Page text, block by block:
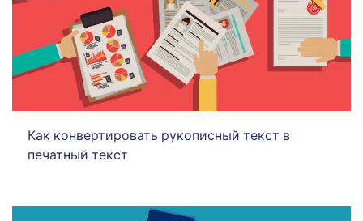
Как конвертировать рукописный текст в
печатный текст